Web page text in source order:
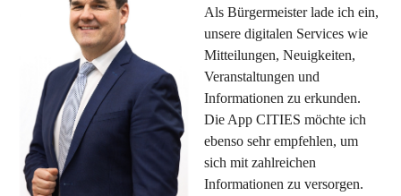
Als Bürgermeister lade ich ein,
unsere digitalen Services wie
Mitteilungen, Neuigkeiten,
Veranstaltungen und
Informationen zu erkunden.
Die App CITIES möchte ich
ebenso sehr empfehlen, um
sich mit zahlreichen
Informationen zu versorgen.